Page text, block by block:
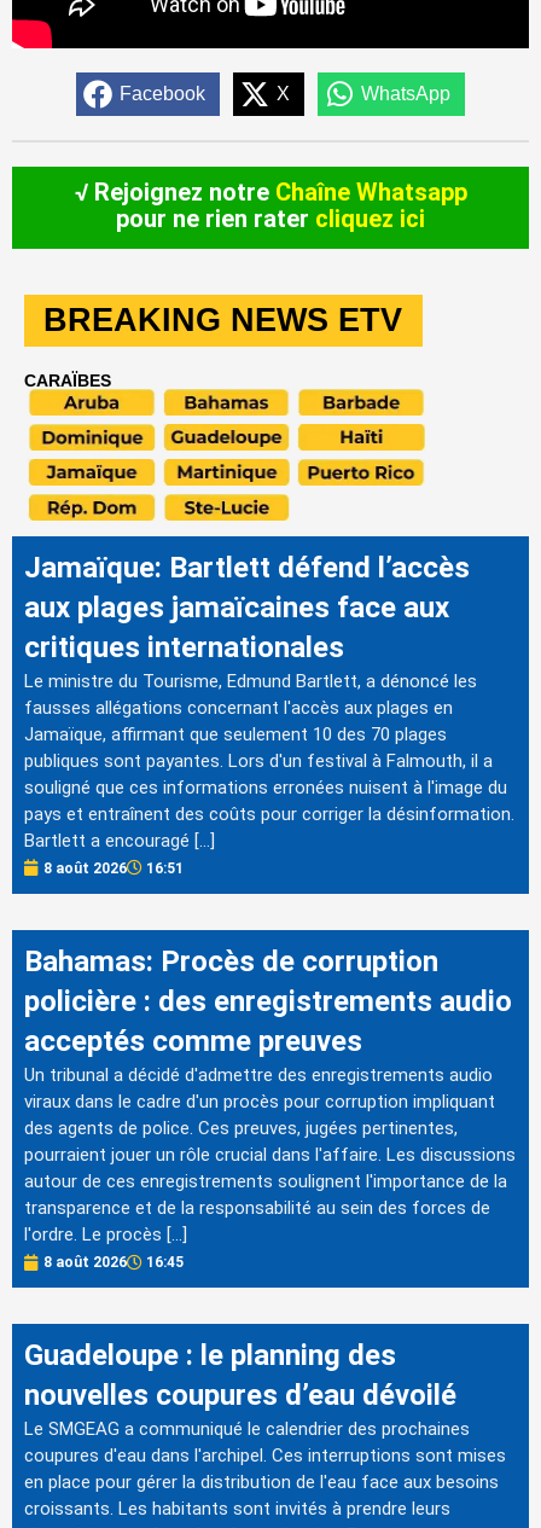
Facebook X WhatsApp
√ Rejoignez notre Chaîne Whatsapp
pour ne rien rater cliquez ici
BREAKING NEWS ETV
CARAÏBES
Jamaïque: Bartlett défend l’accès
aux plages jamaïcaines face aux
critiques internationales
Le ministre du Tourisme, Edmund Bartlett, a dénoncé les
fausses allégations concernant l'accès aux plages en
Jamaïque, affirmant que seulement 10 des 70 plages
publiques sont payantes. Lors d'un festival à Falmouth, il a
souligné que ces informations erronées nuisent à l'image du
pays et entraînent des coûts pour corriger la désinformation.
Bartlett a encouragé […]
8 août 2026 16:51
Bahamas: Procès de corruption
policière : des enregistrements audio
acceptés comme preuves
Un tribunal a décidé d'admettre des enregistrements audio
viraux dans le cadre d'un procès pour corruption impliquant
des agents de police. Ces preuves, jugées pertinentes,
pourraient jouer un rôle crucial dans l'affaire. Les discussions
autour de ces enregistrements soulignent l'importance de la
transparence et de la responsabilité au sein des forces de
l'ordre. Le procès […]
8 août 2026 16:45
Guadeloupe : le planning des
nouvelles coupures d’eau dévoilé
Le SMGEAG a communiqué le calendrier des prochaines
coupures d'eau dans l'archipel. Ces interruptions sont mises
en place pour gérer la distribution de l'eau face aux besoins
croissants. Les habitants sont invités à prendre leurs